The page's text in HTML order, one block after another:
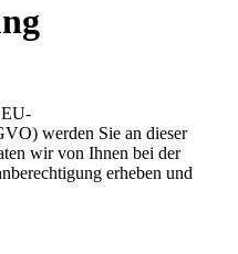
werden Sie an dieser
wir von Ihnen bei der
erheben und